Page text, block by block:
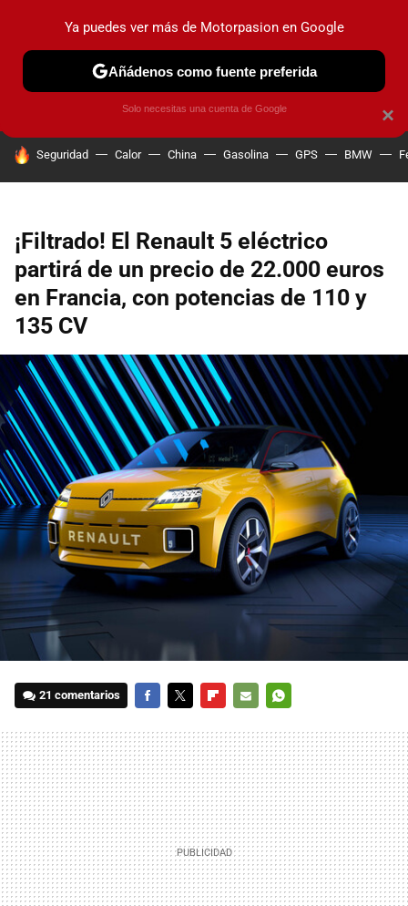
PRUEBAS COCHES ELÉCTRICOS OBSERVATORIO
HOY SE HABLA DE
Seguridad Calor China Gasolina GPS BMW
¡Filtrado! El Renault 5 eléctrico
partirá de un precio de 22.000 euros
en Francia, con potencias de 110 y
135 CV
21 comentarios
MAIL
×
Ya puedes ver más de Motorpasion en Google
Añádenos como fuente preferida
Solo necesitas una cuenta de Google